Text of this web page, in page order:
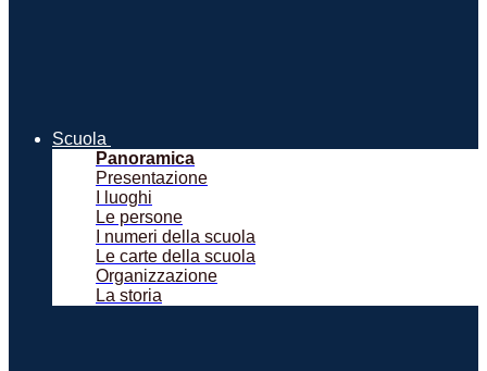
Scuola
Panoramica
Presentazione
I luoghi
Le persone
I numeri della scuola
Le carte della scuola
Organizzazione
La storia